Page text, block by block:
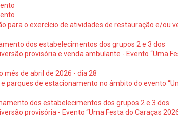
para o exercício de atividades de restauração e/ou
dos estabelecimentos dos grupos 2 e 3 dos
provisória e venda ambulante - Evento “Uma
mês de abril de 2026 - dia 28
parques de estacionamento no âmbito do evento
dos estabelecimentos dos grupos 2 e 3 dos
provisória - Evento “Uma Festa do Caraças